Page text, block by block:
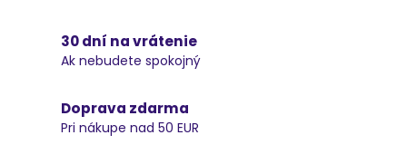
30 dní na vrátenie
Ak nebudete spokojný
Doprava zdarma
Pri nákupe nad 50 EUR